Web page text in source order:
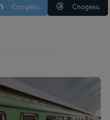
Сподели Сподели